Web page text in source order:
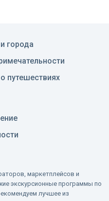
города
путешествиях
маркетплейсов и
экскурсионные программы по
лучшее из